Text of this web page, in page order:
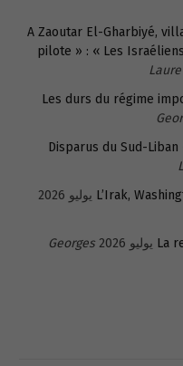
A Zaoutar El-Gharbiyé,
pilote » : « Les
Les durs du régime
Disparus du Sud-
L’Irak,
La
Georges